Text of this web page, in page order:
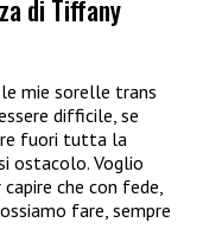
di Tiffany
mie sorelle trans
difficile, se
fuori tutta la
ostacolo. Voglio
che con fede,
fare, sempre